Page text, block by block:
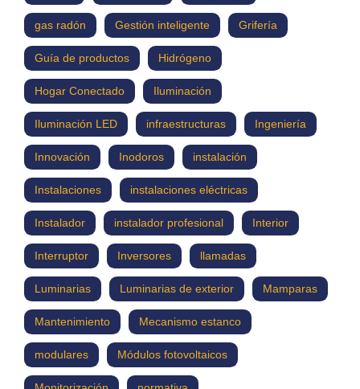
gas radón Gestión inteligente Grifería
Guía de productos Hidrógeno
Hogar Conectado Iluminación
Iluminación LED infraestructuras Ingeniería
Innovación Inodoros instalación
Instalaciones instalaciones eléctricas
Instalador instalador profesional Interior
Interruptor Inversores llamadas
Luminarias Luminarias de exterior Mamparas
Mantenimiento Mecanismo estanco
modulares Módulos fotovoltaicos